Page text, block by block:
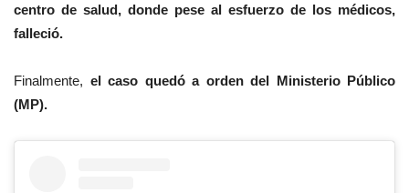
centro de salud, donde pese al esfuerzo de los médicos,
falleció.
Finalmente, el caso quedó a orden del Ministerio Público
(MP).